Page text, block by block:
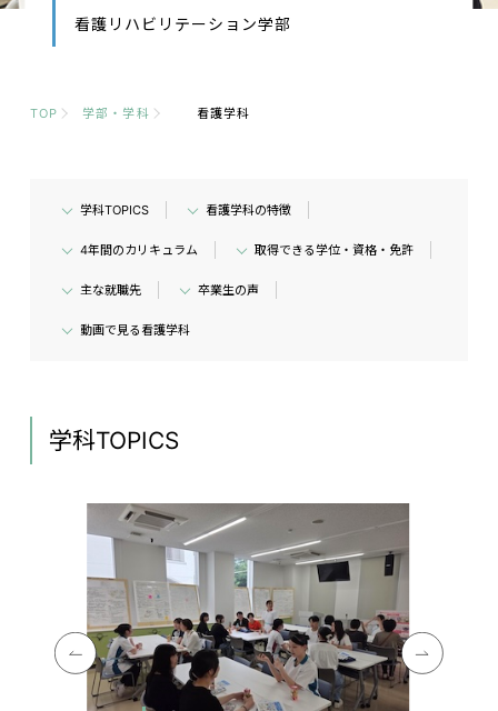
看護リハビリテーション学部
TOP 学部・学科 看護学科
学科TOPICS 看護学科の特徴
4年間のカリキュラム 取得できる学位・資格・免許
主な就職先 卒業生の声
動画で見る看護学科
学科TOPICS